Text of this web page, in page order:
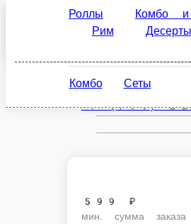
Санкт-Петербург
Настройки
599 ₽
мин. сумма заказа
Роллы Комбо и сеты
Десерты
Напитки
Комбо Сеты